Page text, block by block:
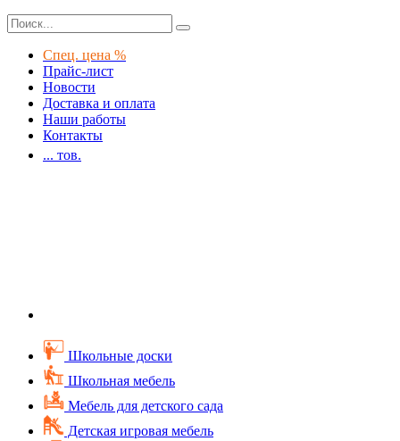
Спец. цена %
Прайс-лист
Новости
Доставка и оплата
Наши работы
Контакты
... тов.
Школьные доски
Школьная мебель
Мебель для детского сада
Детская игровая мебель